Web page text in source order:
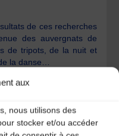
aux
nous utilisons des
stocker et/ou accéder
de ces recherches
des auvergnats de
de tripots, de la nuit et
la danse…